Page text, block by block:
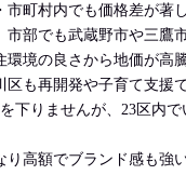
市町村内でも価格差が著
市部でも武蔵野市や三鷹
環境の良さから地価が高
区も再開発や子育て支援
下りませんが、23区内
り高額でブランド感も強